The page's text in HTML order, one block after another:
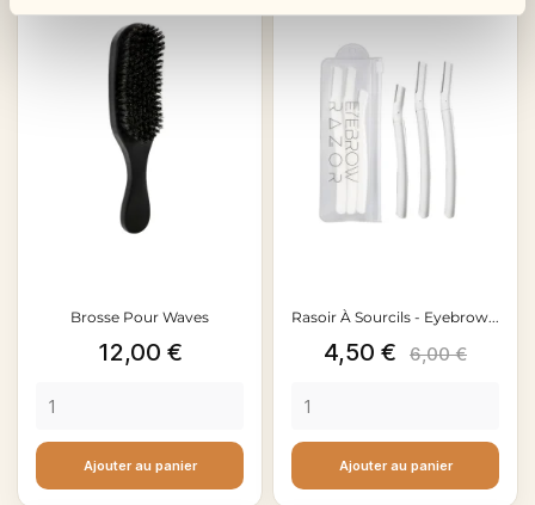
Brosse Pour Waves
Prix
12,00 €
Ajouter au panier
Rasoir À Sourcils - Eyebrow...
Prix
4,50 € Prix
6,00 €
Ajouter au panier